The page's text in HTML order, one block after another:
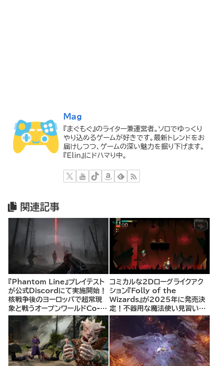
Mag
『まぐもぐ』のライター兼運営者。ソロでゆっくり
やり込めるゲームが好きです。最新トレンドをお
届けしつつ、ゲームの深い魅力を掘り下げます。
『Elin』にドハマり中。
関連記事
『Phantom Line』プレイテスト
が公式Discordにて実施開始！
核戦争後のヨーロッパで超常現
象と戦うオープンワールドCo-
opシューター
コミカルな2Dローグライクアク
ション『Folly of the
Wizards』が2025年に発売決
定！不器用な魔法使い見習いと
して、ランダム生成ダンジョンを
探索し、世界を救う冒険へ。